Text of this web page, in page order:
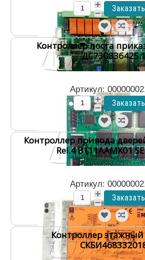
Контроллер поста
Артикул:
Контроллер привода
Rel.4 B111AAMX01
Артикул:
Контроллер этажный